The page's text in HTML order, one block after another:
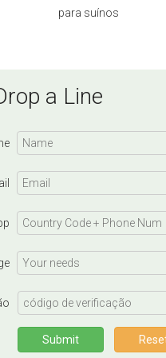
para suínos
a Line
Submit